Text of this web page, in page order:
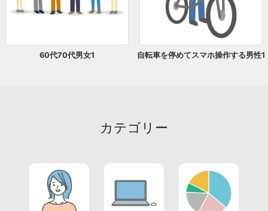
60代70代男女1 自転車を停めてスマホ操作する男性1
カテゴリー